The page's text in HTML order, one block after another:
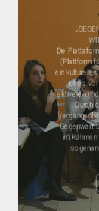
Die
(Plattform
ein
ist es,
aktiveren
Durch
Gegenwart
im